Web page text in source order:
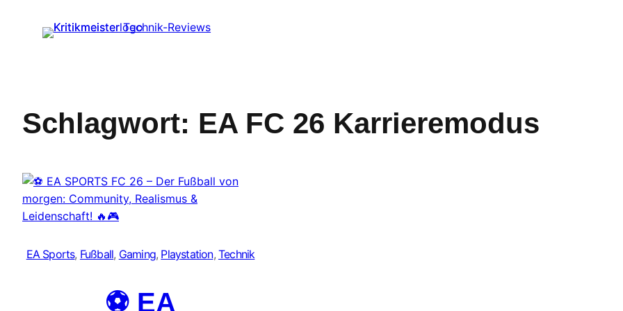
Schlagwort: EA FC 26 Karrieremodus
EA Sports, Fußball, Gaming, Playstation, Technik
⚽ EA